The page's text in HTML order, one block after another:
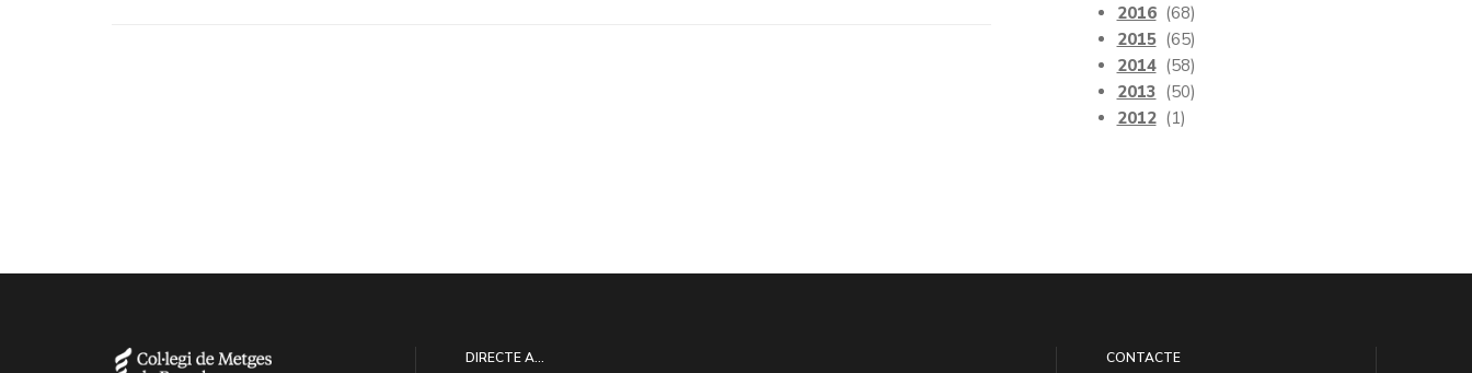
2016 (68)
2015 (65)
2014 (58)
2013 (50)
2012 (1)
DIRECTE A... CONTACTE